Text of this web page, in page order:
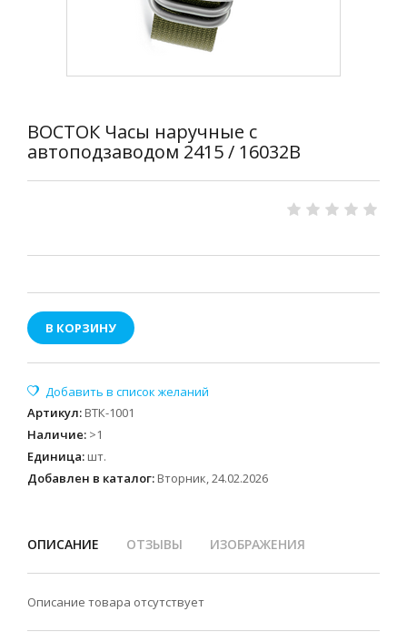
ВОСТОК Часы наручные с
автоподзаводом 2415 / 16032В
В КОРЗИНУ
Артикул: ВТК-1001
Наличие: >1
Единица: шт.
Добавлен в каталог: Вторник, 24.02.2026
ОПИСАНИЕ ОТЗЫВЫ ИЗОБРАЖЕНИЯ
Описание товара отсутствует